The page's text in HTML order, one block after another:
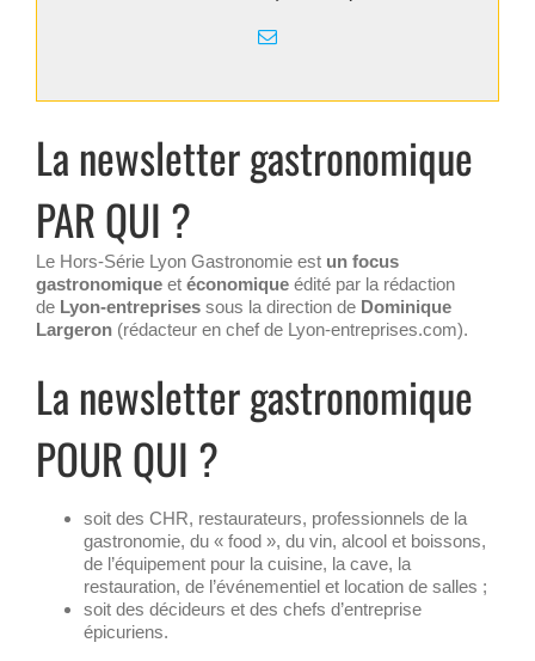
La newsletter gastronomique
PAR QUI ?
Le Hors-Série Lyon Gastronomie est un focus
gastronomique et économique édité par la rédaction
de Lyon-entreprises sous la direction de Dominique
Largeron (rédacteur en chef de Lyon-entreprises.com).
La newsletter gastronomique
POUR QUI ?
soit des CHR, restaurateurs, professionnels de la
gastronomie, du « food », du vin, alcool et boissons,
de l’équipement pour la cuisine, la cave, la
restauration, de l’événementiel et location de salles ;
soit des décideurs et des chefs d’entreprise
épicuriens.